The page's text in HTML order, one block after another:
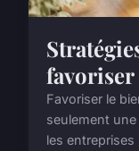
Favoriser le
seulement
les